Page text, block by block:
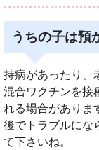
うちの子は預
持病があったり、
混合ワクチンを接
れる場合がありま
後でトラブルにな
て下さいね。